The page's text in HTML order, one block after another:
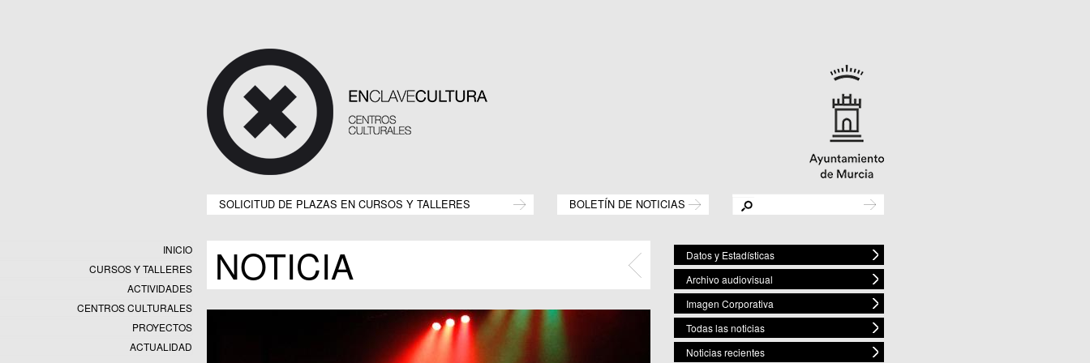
SOLICITUD DE PLAZAS EN CURSOS Y TALLERES BOLETÍN DE NOTICIAS
INICIO
CURSOS Y TALLERES
ACTIVIDADES
CENTROS CULTURALES
Equipamientos
PROYECTOS
Exposiciones
ACTUALIDAD
NOTICIA
Datos y Estadísticas
Archivo audiovisual
Imagen Corporativa
Todas las noticias
Noticias recientes